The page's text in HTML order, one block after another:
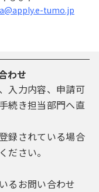
ログイン
は，事前
する必要
個人情報等
に利用で
際に取得
パスワー
重に管理
ることとし
tumo.jp
わせ
入力内容、申請可
続き担当部門へ直
録されている場合
ださい。
るお問い合わせ